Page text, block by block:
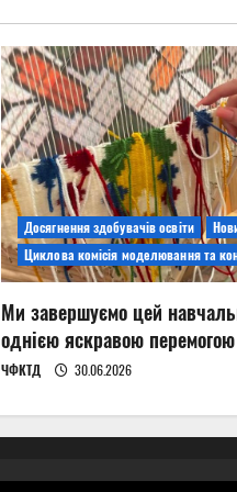
Досягнення здобувачів освіти
Циклова комісія моделювання та
Ми завершуємо цей
однією яскравою перемогою
ЧФКТД 30.06.2026